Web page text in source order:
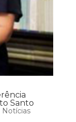
Santo
Notícias